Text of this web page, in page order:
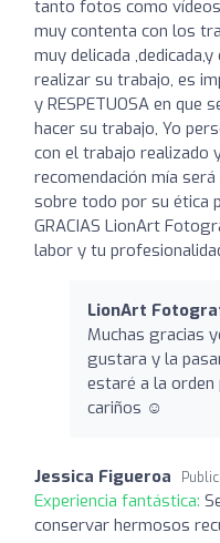
tanto fotos como
muy contenta con los
muy delicada
realizar su trabajo, es
y RESPETUOSA en que
hacer su trabajo, Yo
con el trabajo realizado
recomendación mía
sobre todo por su ética
GRACIAS LionArt
labor y tu
LionArt
Muchas gracias
gustara y la
estaré a la orden
cariños ☺️
Jessica Figueroa
Experiencia fantástica:
conservar hermosos